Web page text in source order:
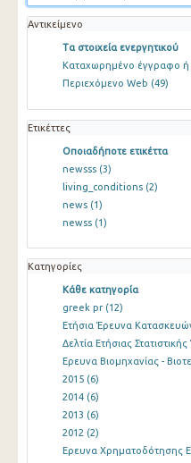
Αντικείμενο
Τα στοιχεία ενεργητικού
Καταχωρημένο έγγραφο ή
Περιεχόμενο Web (49)
Ετικέττες
Οποιαδήποτε ετικέττα
newsss (3)
living_conditions (2)
news (1)
newss (1)
Κατηγορίες
Κάθε κατηγορία
greek pr (12)
Ετήσια Έρευνα
Δελτία Ετήσιας
Ερευνα Βιομηχανίας -
2015 (6)
2014 (6)
2013 (6)
2012 (2)
Ερευνα Χρηματοδότησης